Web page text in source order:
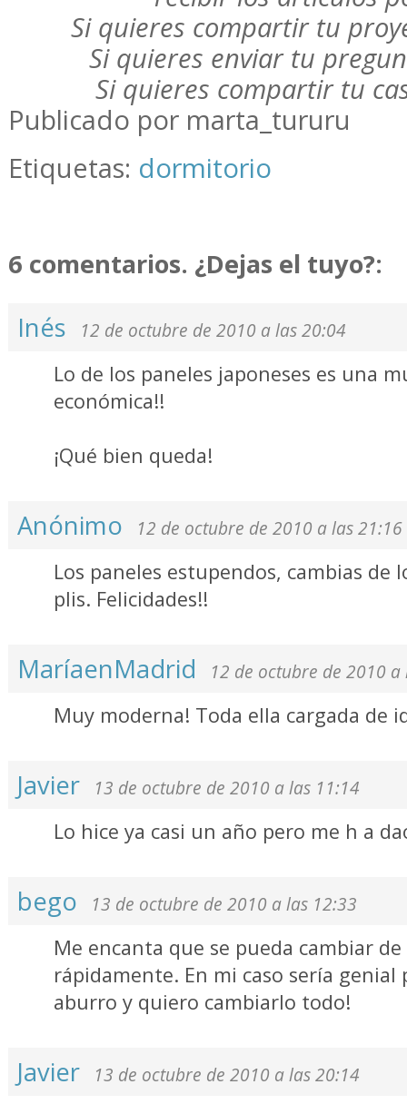
Si quieres compartir tu
Si quieres enviar tu
Si quieres compartir tu
Publicado por marta_tururu
Etiquetas: dormitorio
6 comentarios. ¿Dejas el tuyo?:
Inés
12 de octubre de 2010 a las 20:04
Lo de los paneles japoneses es una
económica!!
¡Qué bien queda!
Anónimo 12 de octubre de 2010 a las 21:16
Los paneles estupendos, cambias
plis. Felicidades!!
MaríaenMadrid 12 de octubre de 2010 a
Muy moderna! Toda ella cargada de
Javier 13 de octubre de 2010 a las 11:14
Lo hice ya casi un año pero me h a
bego 13 de octubre de 2010 a las 12:33
Me encanta que se pueda cambiar
rápidamente. En mi caso sería
aburro y quiero cambiarlo todo!
Javier 13 de octubre de 2010 a las 20:14